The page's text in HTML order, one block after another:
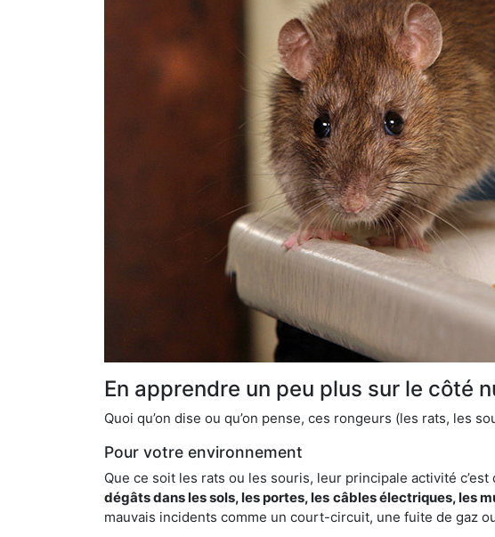
En apprendre un peu plus sur le côté
Quoi qu’on dise ou qu’on pense, ces rongeurs (les rats, les
Pour votre environnement
Que ce soit les rats ou les souris, leur principale activité
dégâts dans les sols, les portes, les câbles électriques, les
mauvais incidents comme un court-circuit, une fuite de gaz